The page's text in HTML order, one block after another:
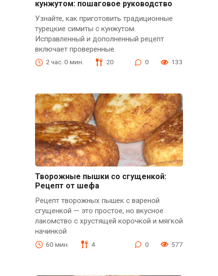
кунжутом: пошаговое руководство
Узнайте, как приготовить традиционные
турецкие симиты с кунжутом.
Исправленный и дополненный рецепт
включает проверенные
2 час. 0 мин. 20 0 133
Творожные пышки со сгущенкой:
Рецепт от шефа
Рецепт творожных пышек с вареной
сгущенкой — это простое, но вкусное
лакомство с хрустящей корочкой и мягкой
начинкой
60 мин. 4 0 577